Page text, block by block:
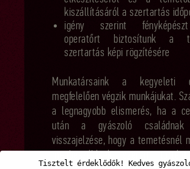
kiszállításáról a szertartás
igény szerint
operatőrt biztosítunk a
szertartás képi rögzítésére
Munkatársaink a kegyeleti
megfelelően végzik munkájukat.
a legnagyobb elismerés, ha a
után a gyászoló
visszajelzése, hogy a temetésnél
Tisztelt érdeklődők! Kedves